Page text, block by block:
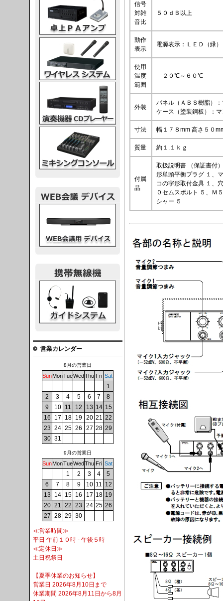
信号
対雑
音比
５０ｄＢ以上
動作
表示
電源表示：ＬＥＤ（緑）
使用
温度
範囲
－２０℃～６０℃
外装
パネル（ＡＢＳ樹脂）
ケース（塗装鋼板）：
寸法 幅１７８mm 高さ５０
質量 約１.１ｋｇ
付属
品
取扱説明書 （保証書付
形単頭平衡プラグ １、
コの字形取付金具 １、
０セムスボルト ５、Ｍ
シャー ５
営業カレンダー
8月の営業日
SunMonTueWedThu Fri Sat
1
2
3 4 5 6 7
8
9
10 11 12 13 14 15
16
17 18 19 20 21 22
23 24 25 26 27 28 29
30 31
9月の営業日
SunMonTueWedThu Fri Sat
1 2 3 4
5
6
7 8 9 10 11 12
13
14 15 16 17 18 19
20 21 22 23 24 25 26
27 28 29 30
≪営業時間≫
平日 午前１０時 - 午後５時
≪定休日≫
土日祝祭日
【夏季休業のお知らせ】
営業日 2026年8月10日まで
休業期間 2026年8月11日から8月